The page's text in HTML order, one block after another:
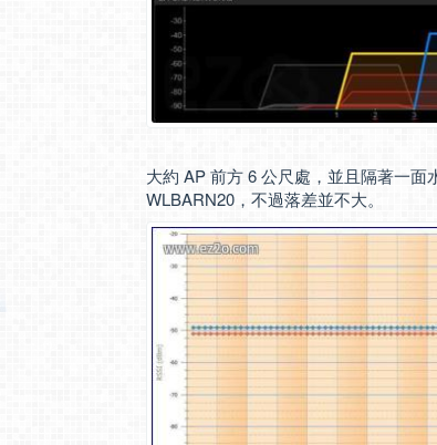
大約 AP 前方 6 公尺處，並且隔著一
WLBARN20，不過落差並不大。